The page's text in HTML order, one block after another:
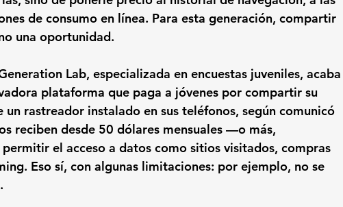
de consumo en línea. Para esta generación, compartir
una oportunidad.
Lab, especializada en encuestas juveniles, acaba
plataforma que paga a jóvenes por compartir su
rastreador instalado en sus teléfonos, según comunicó
reciben desde 50 dólares mensuales —o más,
el acceso a datos como sitios visitados, compras
Eso sí, con algunas limitaciones: por ejemplo, no se